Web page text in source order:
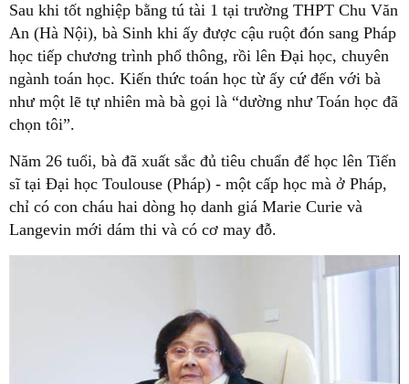
Sau khi tốt nghiệp bằng tú tài 1 tại trường THPT Chu Văn
An (Hà Nội), bà Sinh khi ấy được cậu ruột đón sang Pháp
học tiếp chương trình phổ thông, rồi lên Đại học, chuyên
ngành toán học. Kiến thức toán học từ ấy cứ đến với bà
như một lẽ tự nhiên mà bà gọi là “dường như Toán học đã
chọn tôi”.
Năm 26 tuổi, bà đã xuất sắc đủ tiêu chuẩn để học lên Tiến
sĩ tại Đại học Toulouse (Pháp) - một cấp học mà ở Pháp,
chỉ có con cháu hai dòng họ danh giá Marie Curie và
Langevin mới dám thi và có cơ may đỗ.